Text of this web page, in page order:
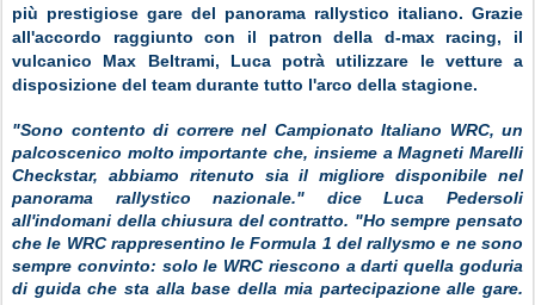
più prestigiose gare del panorama rallystico italiano. Grazie
all'accordo raggiunto con il patron della d-max racing, il
vulcanico Max Beltrami, Luca potrà utilizzare le vetture a
disposizione del team durante tutto l'arco della stagione.
"Sono contento di correre nel Campionato Italiano WRC, un
palcoscenico molto importante che, insieme a Magneti Marelli
Checkstar, abbiamo ritenuto sia il migliore disponibile nel
panorama rallystico nazionale." dice Luca Pedersoli
all'indomani della chiusura del contratto. "Ho sempre pensato
che le WRC rappresentino le Formula 1 del rallysmo e ne sono
sempre convinto: solo le WRC riescono a darti quella goduria
di guida che sta alla base della mia partecipazione alle gare.